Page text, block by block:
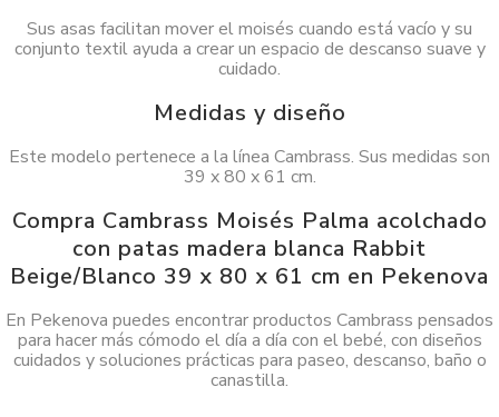
Sus asas facilitan mover el moisés cuando está vacío y su
conjunto textil ayuda a crear un espacio de descanso suave y
cuidado.
Medidas y diseño
Este modelo pertenece a la línea Cambrass. Sus medidas son
39 x 80 x 61 cm.
Compra Cambrass Moisés Palma acolchado
con patas madera blanca Rabbit
Beige/Blanco 39 x 80 x 61 cm en Pekenova
En Pekenova puedes encontrar productos Cambrass pensados
para hacer más cómodo el día a día con el bebé, con diseños
cuidados y soluciones prácticas para paseo, descanso, baño o
canastilla.